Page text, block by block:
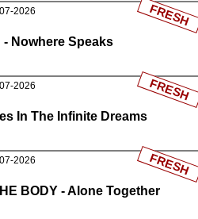
2026
- Nowhere Speaks
FRESH
2026
In The Infinite Dreams
FRESH
2026
BODY - Alone Together
FRESH